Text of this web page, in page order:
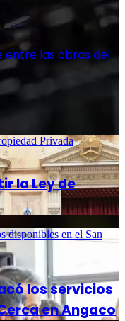
entre las obras del
Privada
la Ley de
disponibles en el San
los servicios
en Angaco